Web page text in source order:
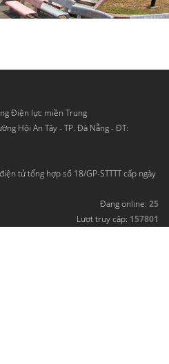
Điện lực miền Trung
Hội An Tây - TP. Đà Nẵng - ĐT:
tử tổng hợp số 18/GP-STTTT cấp ngày
Đang online: 25
Lượt truy cập: 157801